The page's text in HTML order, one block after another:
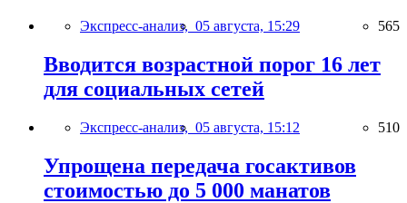
Экспресс-анализ, 05 августа, 15:29 565
Вводится возрастной порог 16 лет
для социальных сетей
Экспресс-анализ, 05 августа, 15:12 510
Упрощена передача госактивов
стоимостью до 5 000 манатов